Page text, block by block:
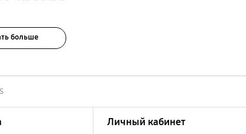
больше
Личный кабинет